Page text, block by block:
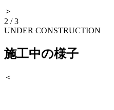
＞
2 /3
UNDER CONSTRUCTION
施工中の様子
＜